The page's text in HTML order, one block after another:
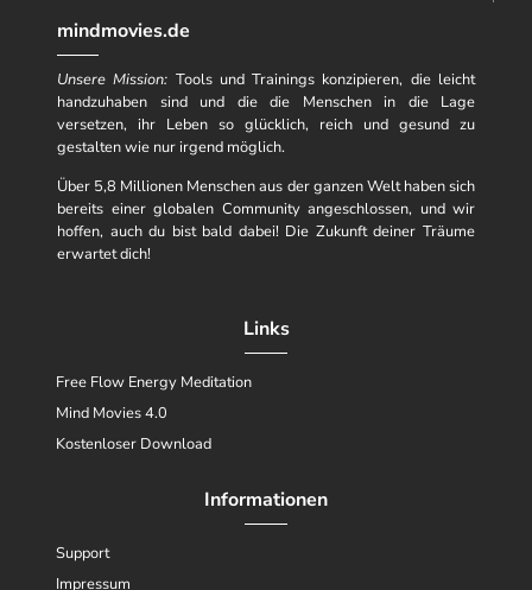
mindmovies.de
Unsere Mission: Tools und Trainings konzipieren, die leicht
handzuhaben sind und die die Menschen in die Lage
versetzen, ihr Leben so glücklich, reich und gesund zu
gestalten wie nur irgend möglich.
Über 5,8 Millionen Menschen aus der ganzen Welt haben sich
bereits einer globalen Community angeschlossen, und wir
hoffen, auch du bist bald dabei! Die Zukunft deiner Träume
erwartet dich!
Links
Free Flow Energy Meditation
Mind Movies 4.0
Kostenloser Download
Informationen
Support
Impressum